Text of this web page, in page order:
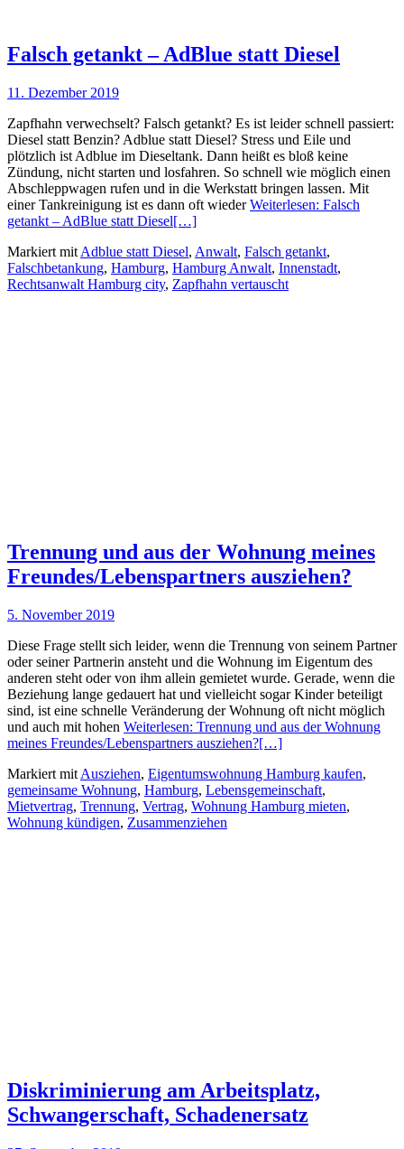
Falsch getankt – AdBlue statt Diesel
11. Dezember 2019
Zapfhahn verwechselt? Falsch getankt? Es ist leider schnell passiert:
Diesel statt Benzin? Adblue statt Diesel? Stress und Eile und
plötzlich ist Adblue im Dieseltank. Dann heißt es bloß keine
Zündung, nicht starten und losfahren. So schnell wie möglich einen
Abschleppwagen rufen und in die Werkstatt bringen lassen. Mit
einer Tankreinigung ist es dann oft wiederWeiterlesen: Falsch
getankt – AdBlue statt Diesel[…]
Markiert mit Adblue statt Diesel, Anwalt, Falsch getankt,
Falschbetankung, Hamburg, Hamburg Anwalt, Innenstadt,
Rechtsanwalt Hamburg city, Zapfhahn vertauscht
Trennung und aus der Wohnung meines
Freundes/Lebenspartners ausziehen?
5. November 2019
Diese Frage stellt sich leider, wenn die Trennung von seinem Partner
oder seiner Partnerin ansteht und die Wohnung im Eigentum des
anderen steht oder von ihm allein gemietet wurde. Gerade, wenn die
Beziehung lange gedauert hat und vielleicht sogar Kinder beteiligt
sind, ist eine schnelle Veränderung der Wohnung oft nicht möglich
und auch mit hohen Weiterlesen: Trennung und aus der Wohnung
meines Freundes/Lebenspartners ausziehen?[…]
Markiert mit Ausziehen, Eigentumswohnung Hamburg kaufen,
gemeinsame Wohnung, Hamburg, Lebensgemeinschaft,
Mietvertrag, Trennung, Vertrag, Wohnung Hamburg mieten,
Wohnung kündigen, Zusammenziehen
Diskriminierung am Arbeitsplatz,
Schwangerschaft, Schadenersatz